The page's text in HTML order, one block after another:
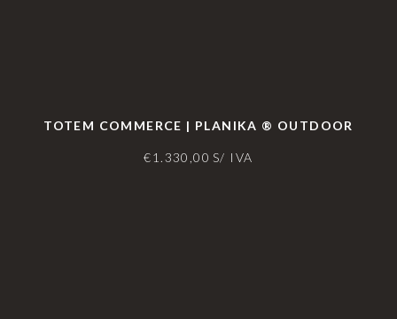
TOTEM COMMERCE | PLANIKA ® OUTDOOR
€1.330,00 S/ IVA